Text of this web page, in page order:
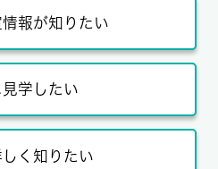
報が知りたい
学したい
く知りたい